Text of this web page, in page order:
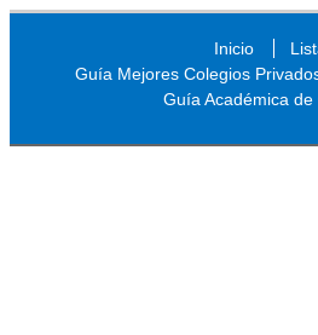
Inicio
Guía Mejores Colegios
Guía Académica